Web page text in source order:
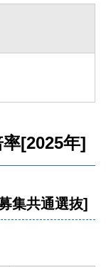
[2025年]
集共通選抜]